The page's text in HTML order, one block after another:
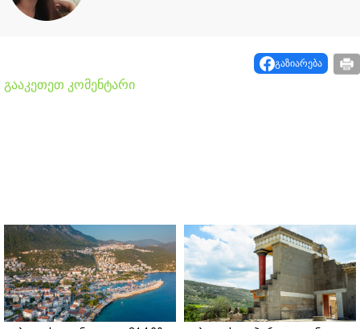
გაზიარება
გააკეთეთ კომენტარი